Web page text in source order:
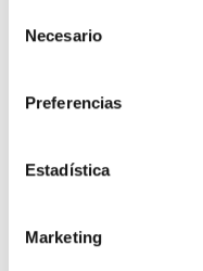
el uso que haga del
información que les
recopilado a partir del
preferencias.
Necesario
Preferencias
Estadística
Marketing